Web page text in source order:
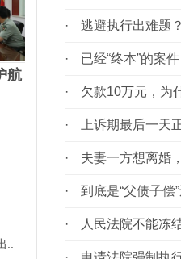
航
· 逃避执行出难题
· 已经“终本”的案
· 欠款10万元，为
· 上诉期最后一天
· 夫妻一方想离婚
· 到底是“父债子偿
· 人民法院不能冻